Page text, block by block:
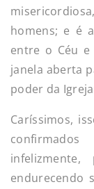
homens; e é
entre o Céu
janela aberta
poder da
Caríssimos,
endurecendo